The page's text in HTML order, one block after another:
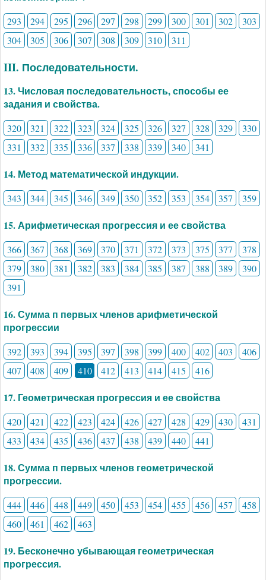
293 294 295 296 297 298 299 300 301 302
303
304
305 306 307 308 309 310 311
III. Последовательности.
13. Числовая последовательность, способы ее
задания и свойства.
320 321 322 323 324 325 326 327 328 329
330
331
332 335 336 337 338 339 340 341
14. Метод математической индукции.
343 344 345 346 349 350 352 353 354 357 359
15. Арифметическая прогрессия и ее свойства
366 367 368 369 370 371 372 373 375 377
378
379
380 381 382 383 384 385 387 388 389
390
391
16. Сумма п первых членов арифметической
прогрессии
392 393 394 395 397 398 399 400 402 403
406
407
408 409 410 412 413 414 415 416
17. Геометрическая прогрессия и ее свойства
420 421 422 423 424 426 427 428 429 430
431
433
434 435 436 437 438 439 440 441
18. Сумма п первых членов геометрической
прогрессии.
444 446 448 449 450 453 454 455 456 457
458
460
461 462 463
19. Бесконечно убывающая геометрическая
прогрессия.